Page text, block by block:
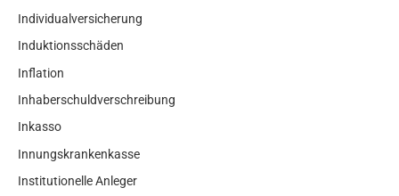
Individualversicherung
Induktionsschäden
Inflation
Inhaberschuldverschreibung
Inkasso
Innungskrankenkasse
Institutionelle Anleger